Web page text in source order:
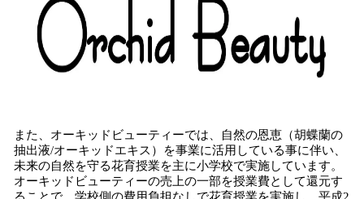
また、オーキッドビューティーでは、自然の恩恵（胡蝶蘭の
抽出液/オーキッドエキス）を事業に活用している事に伴い、
未来の自然を守る花育授業を主に小学校で実施しています。
オーキッドビューティーの売上の一部を授業費として還元す